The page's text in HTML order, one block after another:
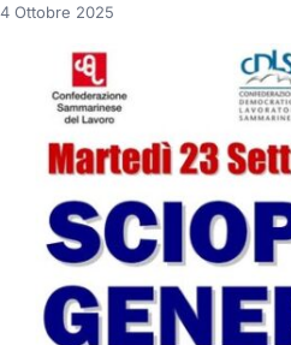
4 Ottobre 2025